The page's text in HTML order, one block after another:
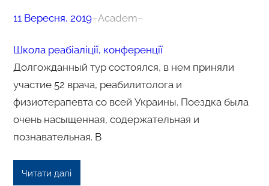
11 Вересня, 2019–Academ–
Школа реабіаліції, конференції
Долгожданный тур состоялся, в нем приняли
участие 52 врача, реабилитолога и
физиотерапевта со всей Украины. Поездка была
очень насыщенная, содержательная и
познавательная. В
Читати далі